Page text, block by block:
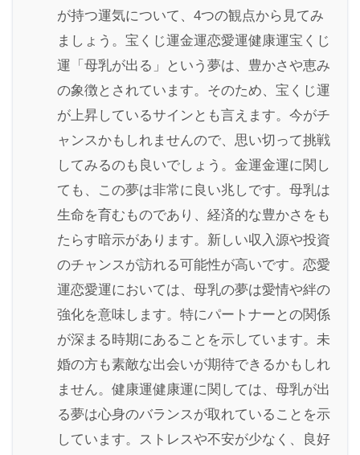
が持つ運気について、4つの観点から見てみ
ましょう。宝くじ運金運恋愛運健康運宝くじ
運「母乳が出る」という夢は、豊かさや恵み
の象徴とされています。そのため、宝くじ運
が上昇しているサインとも言えます。今がチ
ャンスかもしれませんので、思い切って挑戦
してみるのも良いでしょう。金運金運に関し
ても、この夢は非常に良い兆しです。母乳は
生命を育むものであり、経済的な豊かさをも
たらす暗示があります。新しい収入源や投資
のチャンスが訪れる可能性が高いです。恋愛
運恋愛運においては、母乳の夢は愛情や絆の
強化を意味します。特にパートナーとの関係
が深まる時期にあることを示しています。未
婚の方も素敵な出会いが期待できるかもしれ
ません。健康運健康運に関しては、母乳が出
る夢は心身のバランスが取れていることを示
しています。ストレスや不安が少なく、良好